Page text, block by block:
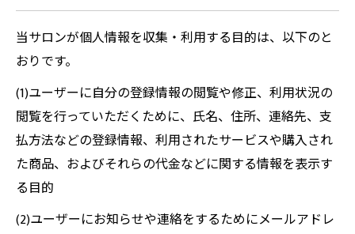
当サロンが個人情報を収集・利用する目的は、以下のと
おりです。
(1)ユーザーに自分の登録情報の閲覧や修正、利用状況の
閲覧を行っていただくために、氏名、住所、連絡先、支
払方法などの登録情報、利用されたサービスや購入され
た商品、およびそれらの代金などに関する情報を表示す
る目的
(2)ユーザーにお知らせや連絡をするためにメールアドレ